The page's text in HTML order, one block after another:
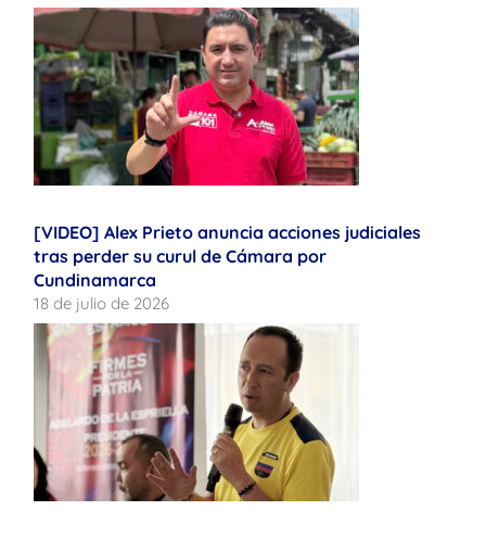
[VIDEO] Alex Prieto anuncia acciones judiciales
tras perder su curul de Cámara por
Cundinamarca
18 de julio de 2026